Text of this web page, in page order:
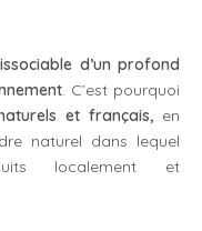
d’un profond
. C’est pourquoi
et français, en
naturel dans lequel
localement et